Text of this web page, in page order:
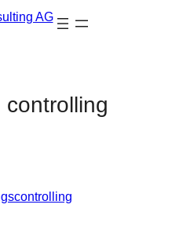
controlling